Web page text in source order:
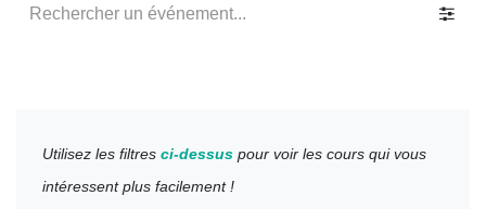
Utilisez les filtres ci-dessus pour voir les cours qui vous
intéressent plus facilement !